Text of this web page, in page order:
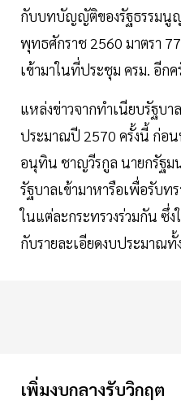
กับบทบัญญัติของรัฐธรรมนู
พุทธศักราช 2560 มาตรา
เข้ามาในที่ประชุม ครม. อีกค
แหล่งข่าวจากทำเนียบรัฐบา
ประมาณปี 2570 ครั้งนี้ ก่อ
อนุทิน ชาญวีรกูล นายกรัฐม
รัฐบาลเข้ามาหารือเพื่อรับท
ในแต่ละกระทรวงร่วมกัน ซึ่
กับรายละเอียดงบประมาณทั้
เพิ่มงบกลางรับวิกฤต